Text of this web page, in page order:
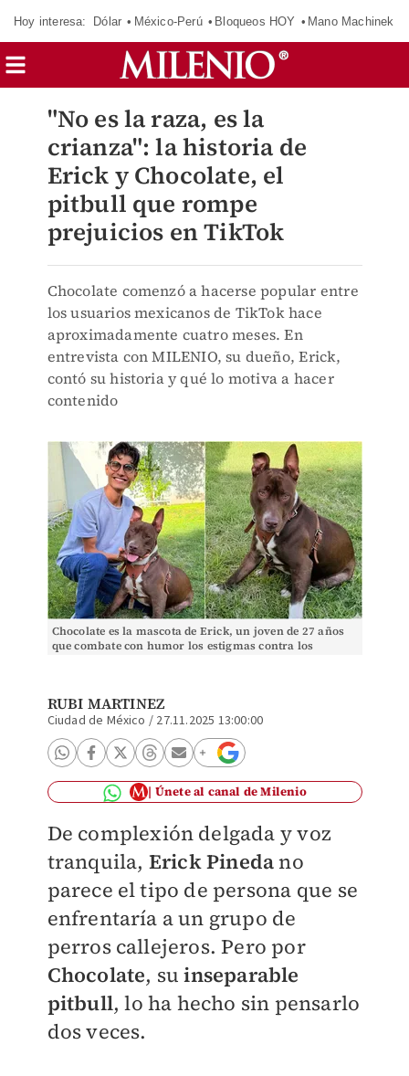
Hoy interesa: Dólar México-Perú Bloqueos HOY Mano Machinek
"No es la raza, es la
crianza": la historia de
Erick y Chocolate, el
pitbull que rompe
prejuicios en TikTok
Chocolate comenzó a hacerse popular entre
los usuarios mexicanos de TikTok hace
aproximadamente cuatro meses. En
entrevista con MILENIO, su dueño, Erick,
contó su historia y qué lo motiva a hacer
contenido
Chocolate es la mascota de Erick, un joven de 27 años
que combate con humor los estigmas contra los
RUBI MARTINEZ
Ciudad de México / 27.11.2025 13:00:00
Únete al canal de Milenio
De complexión delgada y voz
tranquila, Erick Pinedano
parece el tipo de persona que se
enfrentaría a un grupo de
perros callejeros. Pero por
Chocolate, suinseparable
pitbull, lo ha hecho sin pensarlo
dos veces.